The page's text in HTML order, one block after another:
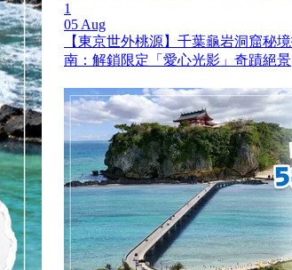
1
05 Aug
【東京世外桃源】千葉龜岩洞窟秘
南：解鎖限定「愛心光影」奇蹟絕景